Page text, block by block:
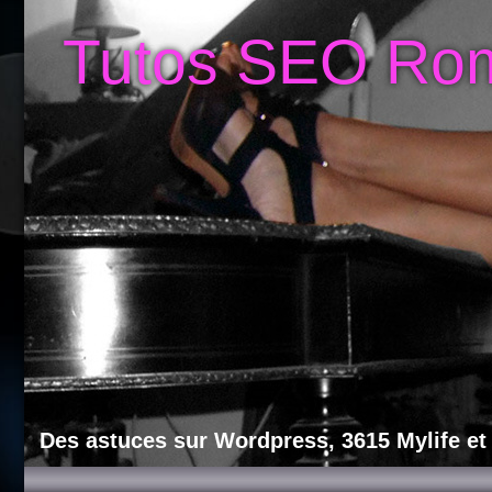
Tutos SEO
Des astuces sur Wordpress, 3615 Mylife